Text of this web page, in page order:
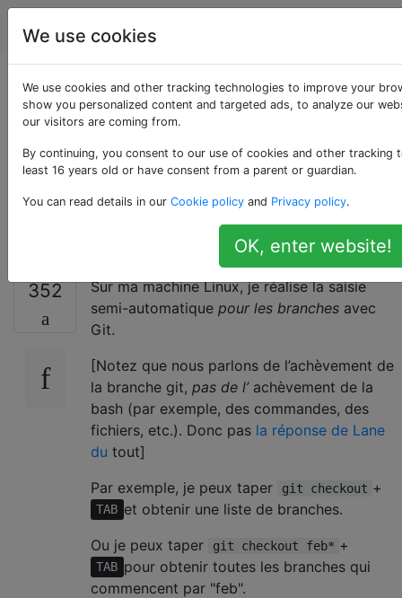
Apple
git auto-complete
pour * branches * sur
la ligne de
commande?
352
Sur ma machine Linux, je réalise la saisie
semi-automatique pour les branches avec
Git.
[Notez que nous parlons de l’achèvement de
la branche git, pas de l’achèvement de la
bash (par exemple, des commandes, des
fichiers, etc.). Donc pas la réponse de Lane
du tout]
Par exemple, je peux taper
git checkout +
TAB et obtenir une liste de branches.
Ou je peux taper
git checkout feb* +
TAB pour obtenir toutes les branches qui
commencent par "feb".
We use cookies
We use cookies and other tracking technologies to improve your
show you personalized content and targeted ads, to analyze our
our visitors are coming from.
By continuing, you consent to our use of cookies and other tracking
least 16 years old or have consent from a parent or guardian.
You can read details in our Cookie policy and Privacy policy.
OK, enter website!